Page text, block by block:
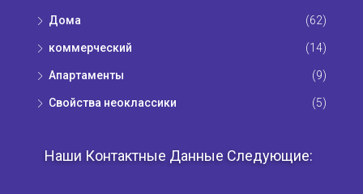
Дома (62)
коммерческий (14)
Апартаменты (9)
Свойства неоклассики (5)
Наши Контактные Данные Следующие: